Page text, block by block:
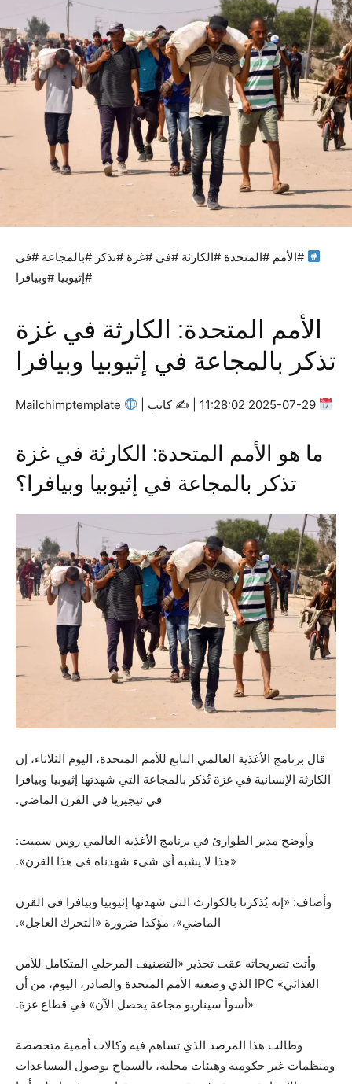
#الأمم #المتحدة #الكارثة #في #غزة #تذكر #بالمجاعة #في
#إثيوبيا #وبيافرا
الأمم المتحدة: الكارثة في غزة
تذكر بالمجاعة في إثيوبيا وبيافرا
كاتب |
ما هو الأمم المتحدة: الكارثة في غزة
تذكر بالمجاعة في إثيوبيا وبيافرا؟
قال برنامج الأغذية العالمي التابع للأمم المتحدة، اليوم الثلاثاء، إن
الكارثة الإنسانية في غزة تُذكر بالمجاعة التي شهدتها إثيوبيا وبيافرا
في نيجيريا في القرن الماضي.
وأوضح مدير الطوارئ في برنامج الأغذية العالمي روس سميث:
«هذا لا يشبه أي شيء شهدناه في هذا القرن».
وأضاف: «إنه يُذكرنا بالكوارث التي شهدتها إثيوبيا وبيافرا في القرن
الماضي»، مؤكدا ضرورة «التحرك العاجل».
وأتت تصريحاته عقب تحذير «التصنيف المرحلي المتكامل للأمن
الغذائي» IPC الذي وضعته الأمم المتحدة والصادر، اليوم، من أن
«أسوأ سيناريو مجاعة يحصل الآن» في قطاع غزة.
وطالب هذا المرصد الذي تساهم فيه وكالات أممية متخصصة
ومنظمات غير حكومية وهيئات محلية، بالسماح بوصول المساعدات